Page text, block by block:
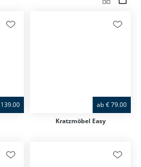
139.00
ab €79.00
Kratzmöbel Easy